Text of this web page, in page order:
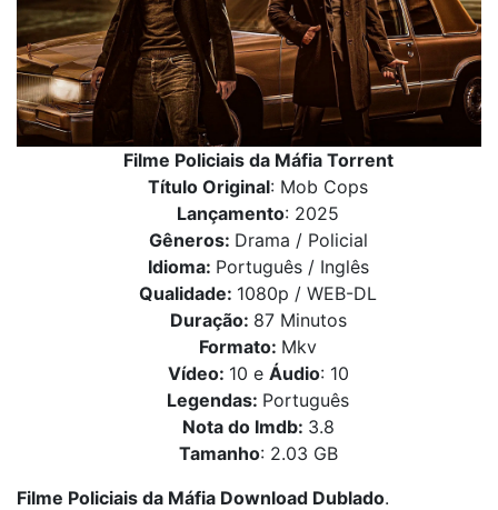
Filme Policiais da Máfia Torrent
Título Original: Mob Cops
Lançamento: 2025
Gêneros: Drama / Policial
Idioma: Português / Inglês
Qualidade: 1080p / WEB-DL
Duração: 87 Minutos
Formato: Mkv
Vídeo: 10 e Áudio: 10
Legendas: Português
Nota do Imdb: 3.8
Tamanho: 2.03 GB
Filme Policiais da Máfia Download Dublado.